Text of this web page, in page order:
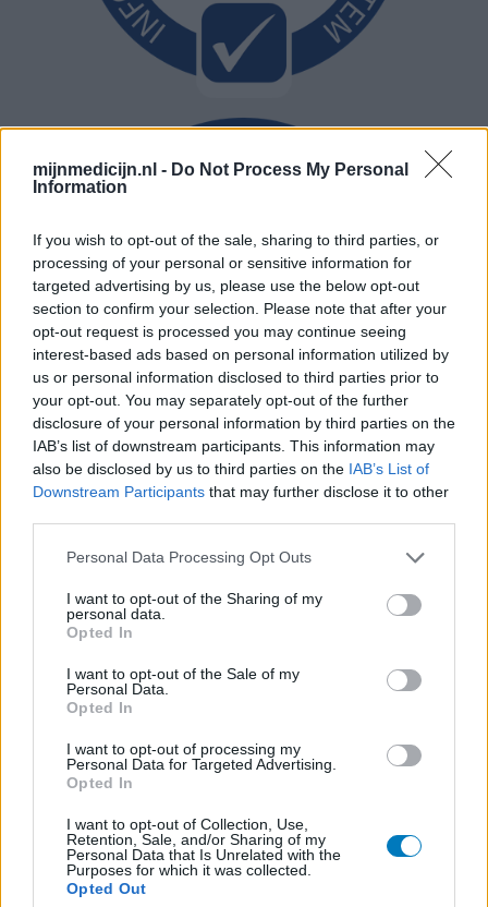
mijnmedicijn.nl - Do Not Process My Personal
Information
If you wish to opt-out of the sale, sharing to third parties, or
processing of your personal or sensitive information for
targeted advertising by us, please use the below opt-out
section to confirm your selection. Please note that after your
opt-out request is processed you may continue seeing
interest-based ads based on personal information utilized by
us or personal information disclosed to third parties prior to
your opt-out. You may separately opt-out of the further
disclosure of your personal information by third parties on the
IAB’s list of downstream participants. This information may
also be disclosed by us to third parties on the IAB’s List of
Downstream Participants that may further disclose it to other
Personal Data Processing Opt Outs
I want to opt-out of the Sharing of my
personal data.
Opted In
I want to opt-out of the Sale of my
Personal Data.
Opted In
I want to opt-out of processing my
Personal Data for Targeted Advertising.
Opted In
I want to opt-out of Collection, Use,
Retention, Sale, and/or Sharing of my
Personal Data that Is Unrelated with the
Purposes for which it was collected.
Opted Out